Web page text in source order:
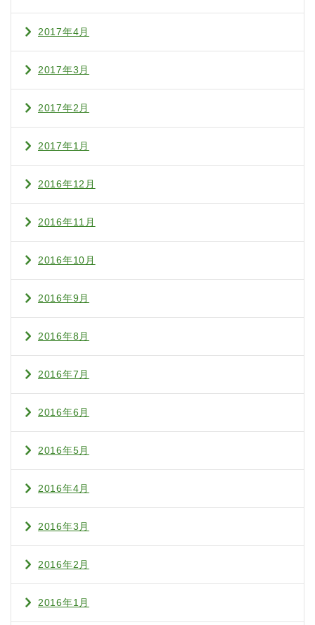
2017年4月
2017年3月
2017年2月
2017年1月
2016年12月
2016年11月
2016年10月
2016年9月
2016年8月
2016年7月
2016年6月
2016年5月
2016年4月
2016年3月
2016年2月
2016年1月